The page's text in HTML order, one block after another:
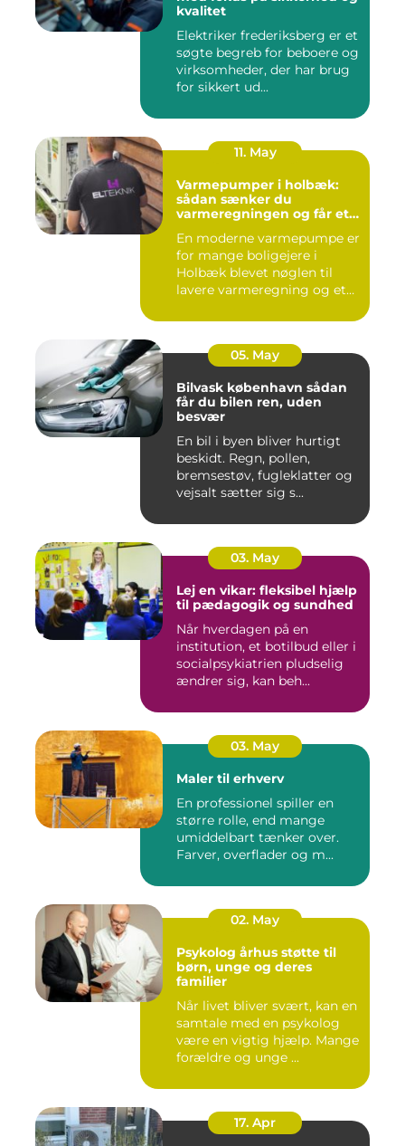
kvalitet
Elektriker frederiksberg er et
søgte begreb for beboere og
virksomheder, der har brug
for sikkert ud...
11. May
Varmepumper i holbæk:
sådan sænker du
varmeregningen og får et
En moderne varmepumpe er
for mange boligejere i
Holbæk blevet nøglen til
lavere varmeregning og et
05. May
Bilvask københavn sådan
får du bilen ren, uden
besvær
En bil i byen bliver hurtigt
beskidt. Regn, pollen,
bremsestøv, fugleklatter og
vejsalt sætter sig s...
03. May
Lej en vikar: fleksibel hjælp
til pædagogik og sundhed
Når hverdagen på en
institution, et botilbud eller i
socialpsykiatrien pludselig
ændrer sig, kan beh...
03. May
Maler til erhverv
En professionel spiller en
større rolle, end mange
umiddelbart tænker over.
Farver, overflader og m...
02. May
Psykolog århus støtte til
børn, unge og deres
familier
Når livet bliver svært, kan en
samtale med en psykolog
være en vigtig hjælp. Mange
forældre og unge ...
17. Apr